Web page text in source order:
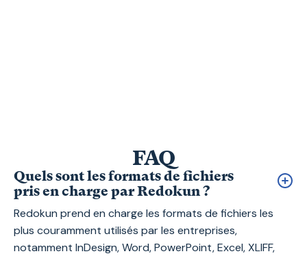
FAQ
Quels sont les formats de fichiers
pris en charge par Redokun ?
Redokun prend en charge les formats de fichiers les
plus couramment utilisés par les entreprises,
notamment InDesign, Word, PowerPoint, Excel, XLIFF,